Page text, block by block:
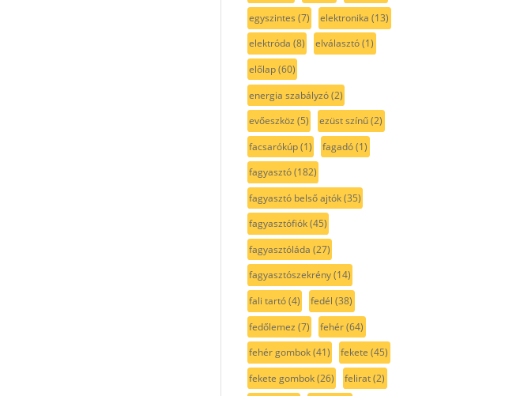
egyszintes (7) elektronika (13)
elektróda (8) elválasztó(1)
előlap(60)
energia szabályzó(2)
evőeszköz (5) ezüst színű(2)
facsarókúp(1) fagadó(1)
fagyasztó(182)
fagyasztó belső ajtók(35)
fagyasztófiók(45)
fagyasztóláda (27)
fagyasztószekrény(14)
fali tartó(4) fedél (38)
fedőlemez (7) fehér(64)
fehér gombok(41) fekete (45)
fekete gombok(26) felirat(2)